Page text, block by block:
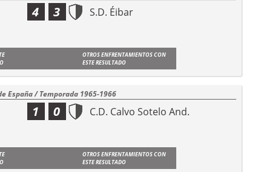
4 S.D. Éibar
3
OTROS ENFRENTAMIENTOS CON
ESTE RESULTADO
España / Temporada 1965-1966
1 C.D. Calvo Sotelo And.
0
OTROS ENFRENTAMIENTOS CON
ESTE RESULTADO